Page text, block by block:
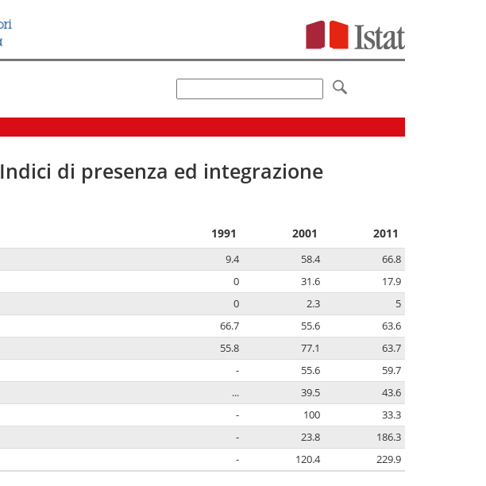
Indici di presenza ed integrazione
1991 2001 2011
9.4 58.4
66.8
0 31.6
17.9
0 2.3
5
66.7 55.6
63.6
55.8 77.1
63.7
- 55.6
59.7
... 39.5
43.6
- 100
33.3
- 23.8
186.3
- 120.4 229.9